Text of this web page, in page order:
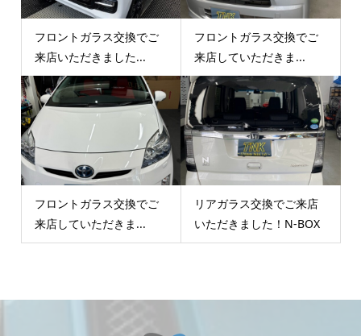
フロントガラス交換でご
来店いただきました...
フロントガラス交換でご
来店していただきま...
フロントガラス交換でご
来店していただきま...
リアガラス交換でご来店
いただきました！N-BOX